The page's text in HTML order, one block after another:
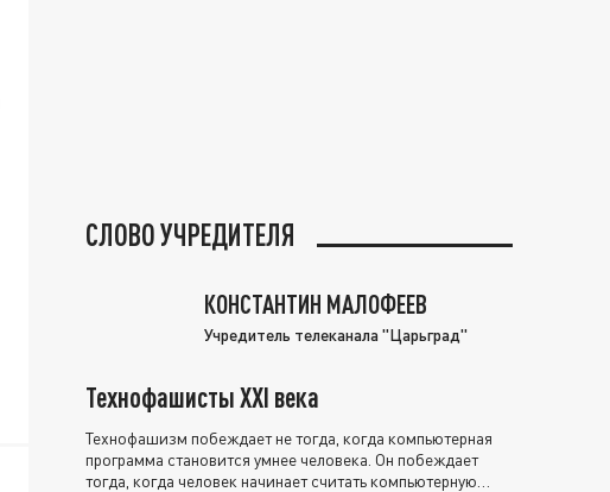
СЛОВО УЧРЕДИТЕЛЯ
КОНСТАНТИН МАЛОФЕЕВ
Учредитель телеканала "Царьград"
Технофашисты XXI века
Технофашизм побеждает не тогда, когда компьютерная
программа становится умнее человека. Он побеждает
тогда, когда человек начинает считать компьютерную